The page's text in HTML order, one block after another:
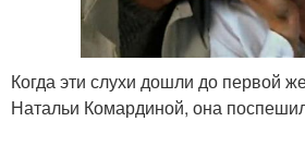
Когда эти слухи дошли до первой
Натальи Комардиной, она